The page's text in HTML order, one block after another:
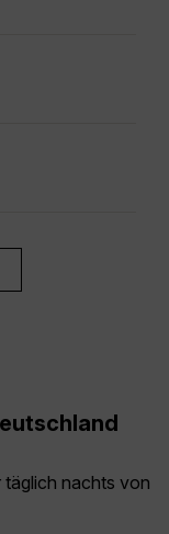
täglich nachts von